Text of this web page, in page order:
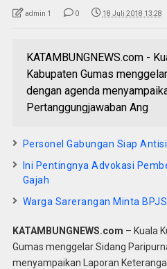
admin 1 0 18 Juli 2018 13:28
KATAMBUNGNEWS.com -
Kabupaten Gumas
dengan agenda
Pertanggungjawaban Ang
Personel Gabungan Siap
Ini Pentingnya Advokasi
Gajah
Warga Sarerangan Minta
KATAMBUNGNEWS.com – Kuala
Gumas menggelar Sidang
menyampaikan Laporan